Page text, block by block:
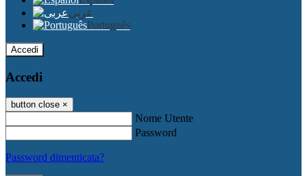
عربى
Português
Accedi
Accedi
button close ×
Nome Utente
Password
Password dimenticata?